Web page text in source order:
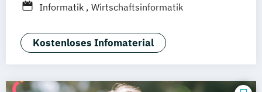
Leipzig Online-Campus Augsburg
Bielefeld Braunschweig Dresden
Duisburg Karlsruhe Köln
Mainz
Münster Stuttgart Aachen
deutschlandweit Bonn
Informatik
Wirtschaftsinformatik
Kostenloses Infomaterial